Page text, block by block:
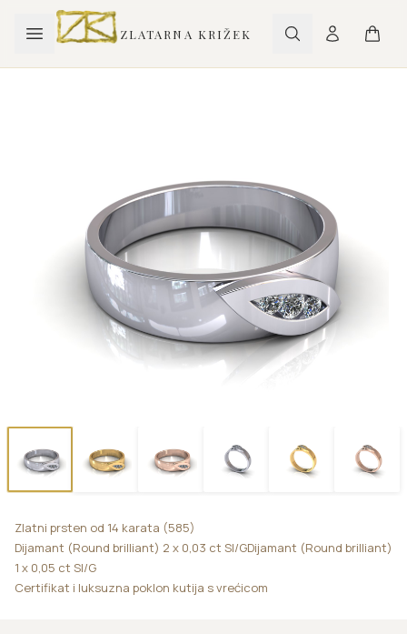
ZLATARNA KRIŽEK
Zlatni prsten od 14 karata (585)
Dijamant (Round brilliant) 2 x 0,03 ct SI/GDijamant (Round brilliant)
1 x 0,05 ct SI/G
Certifikat i luksuzna poklon kutija s vrećicom